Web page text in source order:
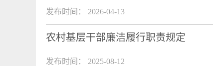
发布时间： 2026-04-13
农村基层干部廉洁履行职责规定
发布时间： 2025-08-12